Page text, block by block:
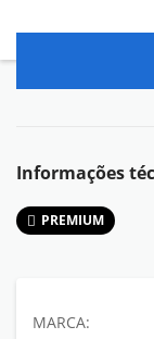
Informações
PREMIUM
MARCA: